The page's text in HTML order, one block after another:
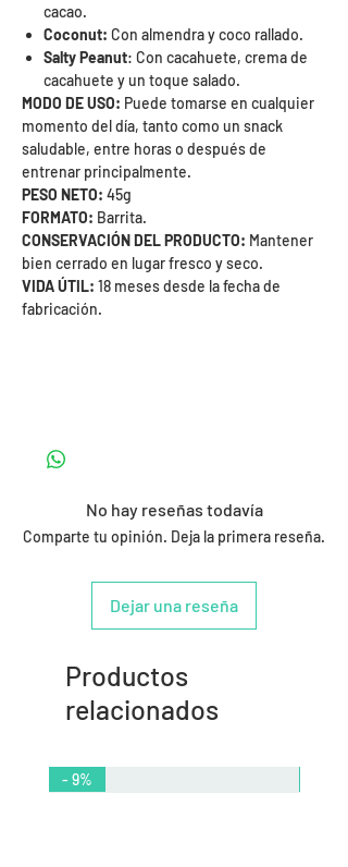
cacao.
Coconut: Con almendra y coco rallado.
Salty Peanut: Con cacahuete, crema de
cacahuete y un toque salado.
MODO DE USO: Puede tomarse en cualquier
momento del día, tanto como un snack
saludable, entre horas o después de
entrenar principalmente.
PESO NETO: 45g
FORMATO: Barrita.
CONSERVACIÓN DEL PRODUCTO: Mantener
bien cerrado en lugar fresco y seco.
VIDA ÚTIL: 18 meses desde la fecha de
fabricación.
No hay reseñas todavía
Comparte tu opinión. Deja la primera reseña.
Dejar una reseña
Productos
relacionados
- 9%